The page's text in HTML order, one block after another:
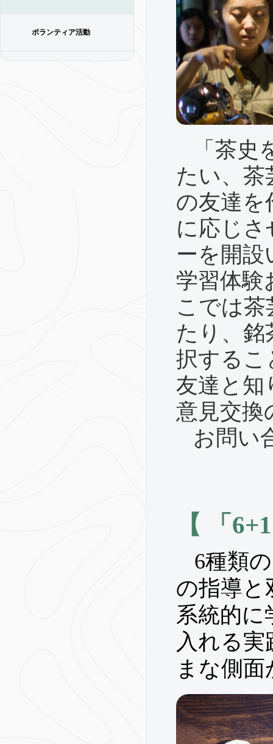
ボランティア活動
「茶
たい、茶
の友達を
に応じ
ーを開
学習体験
こでは
たり、銘
択するこ
友達と知
意見交換
お問い
【 「
6種類
の指導と
系統的に
入れる
まな側